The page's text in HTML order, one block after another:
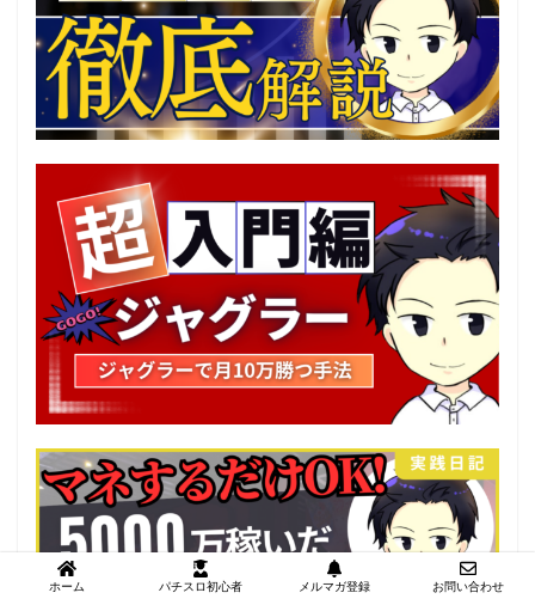
ホーム パチスロ初心者 メルマガ登録 お問い合わせ